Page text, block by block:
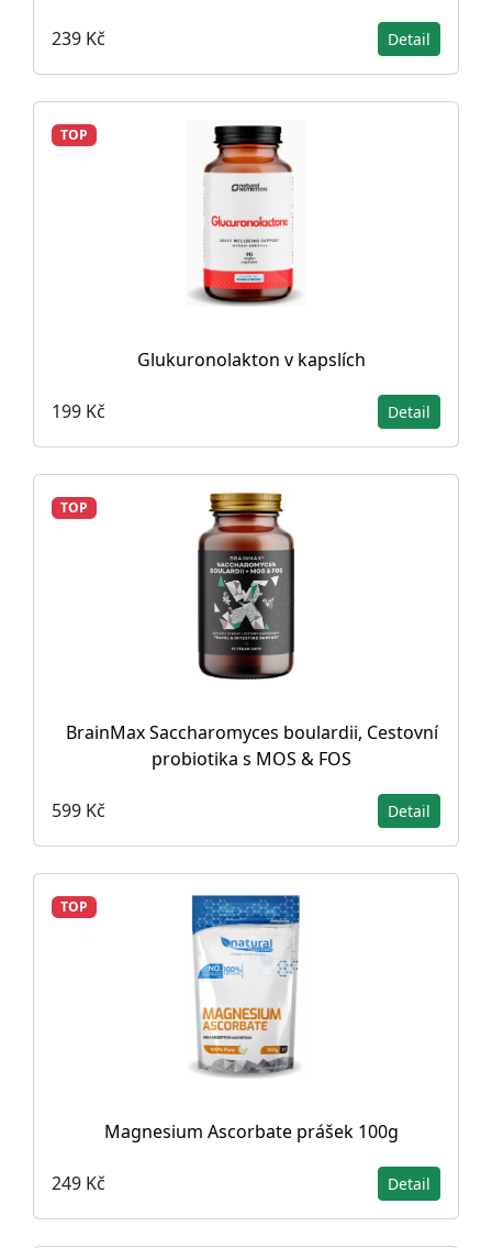
239 Kč Detail
TOP
Glukuronolakton v kapslích
199 Kč Detail
TOP
BrainMax Saccharomyces boulardii, Cestovní
probiotika s MOS & FOS
599 Kč Detail
TOP
Magnesium Ascorbate prášek 100g
249 Kč Detail